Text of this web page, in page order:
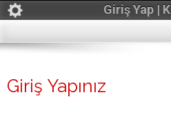
Giriş Yap |
Giriş Yapınız